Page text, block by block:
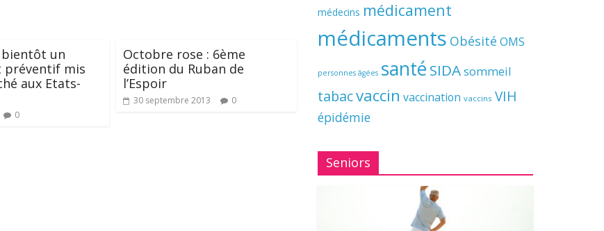
bientôt un
mis
aux Etats-
0
Octobre rose : 6ème
édition du Ruban de
l’Espoir
30 septembre 2013 0
médecins médicament
médicaments Obésité OMS
personnes âgées santé SIDAsommeil
tabacvaccin vaccination vaccins VIH
épidémie
Seniors